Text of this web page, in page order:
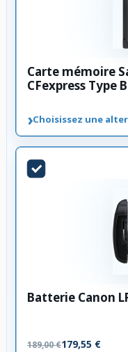
Carte mémoire
CFexpress Type B
›Choisissez une
Batterie Canon
189,00 €179,55 €